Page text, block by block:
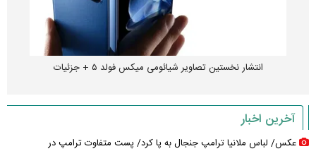
انتشار نخستین تصاویر شیائومی میکس فولد ۵ + جزئیات
آخرین اخبار
عکس/ لباس ملانیا ترامپ جنجال به پا کرد/ پست متفاوت ترامپ در